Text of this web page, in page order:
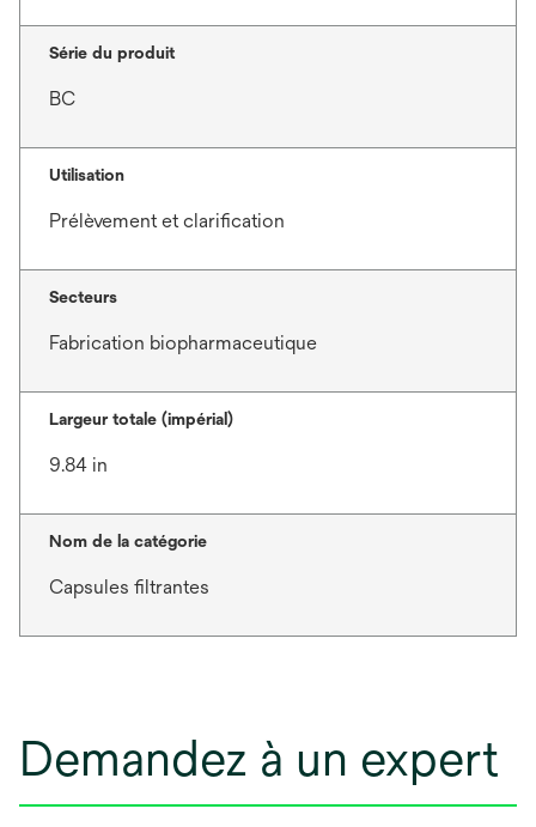
Série du produit
BC
Utilisation
Prélèvement et clarification
Secteurs
Fabrication biopharmaceutique
Largeur totale (impérial)
9.84 in
Nom de la catégorie
Capsules filtrantes
Demandez à un expert